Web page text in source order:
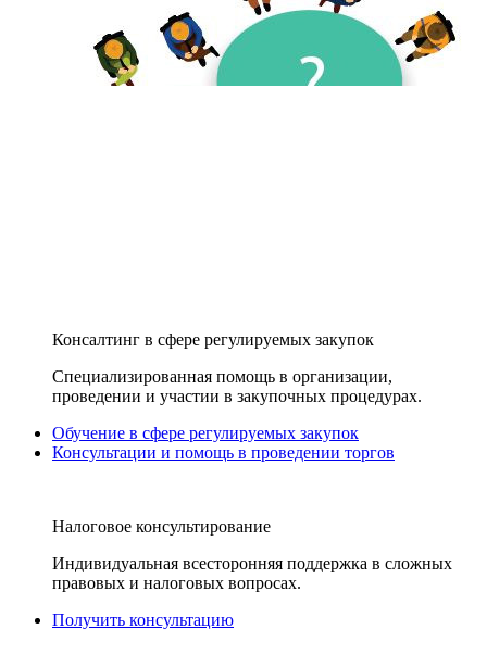
Консалтинг в сфере регулируемых закупок
Специализированная помощь в организации,
проведении и участии в закупочных процедурах.
Обучение в сфере регулируемых закупок
Консультации и помощь в проведении торгов
Налоговое консультирование
Индивидуальная всесторонняя поддержка в сложных
правовых и налоговых вопросах.
Получить консультацию